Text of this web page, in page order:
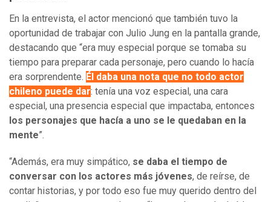
En la entrevista, el actor mencionó que también tuvo la
oportunidad de trabajar con Julio Jung en la pantalla grande,
destacando que “era muy especial porque se tomaba su
tiempo para preparar cada personaje, pero cuando lo hacía
era sorprendente. Él daba una nota que no todo actor
chileno puede dar: tenía una voz especial, una cara
especial, una presencia especial que impactaba, entonces
los personajes que hacía a uno se le quedaban en la
mente”.
“Además, era muy simpático, se daba el tiempo de
conversar con los actores más jóvenes, de reírse, de
contar historias, y por todo eso fue muy querido dentro del